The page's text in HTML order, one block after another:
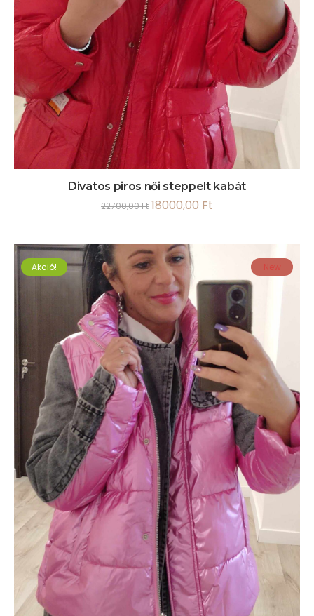
Divatos piros női steppelt kabát
22700,00Ft 18000,00 Ft
New
Akció!